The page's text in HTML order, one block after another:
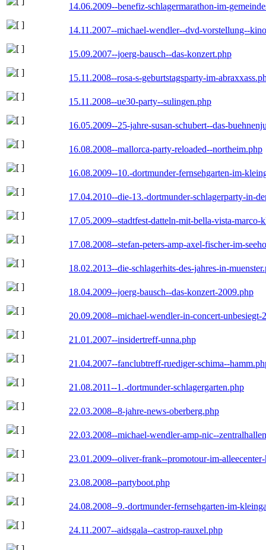
14.06.2009--benefiz-schlagermarathon-im-
14.11.2007--michael-wendler--dvd-vorstellung--
15.09.2007--joerg-bausch--das-konzert.php
15.11.2008--rosa-s-geburtstagsparty-im-
15.11.2008--ue30-party--sulingen.php
16.05.2009--25-jahre-susan-schubert--das-
16.08.2008--mallorca-party-reloaded--northeim.php
16.08.2009--10.-dortmunder-fernsehgarten-im-
17.04.2010--die-13.-dortmunder-schlagerparty-in-
17.05.2009--stadtfest-datteln-mit-bella-vista-marco-
17.08.2008--stefan-peters-amp-axel-fischer-im-
18.02.2013--die-schlagerhits-des-jahres-in-
18.04.2009--joerg-bausch--das-konzert-2009.php
20.09.2008--michael-wendler-in-concert-unbesiegt-
21.01.2007--insidertreff-unna.php
21.04.2007--fanclubtreff-ruediger-schima--
21.08.2011--1.-dortmunder-schlagergarten.php
22.03.2008--8-jahre-news-oberberg.php
22.03.2008--michael-wendler-amp-nic--
23.01.2009--oliver-frank--promotour-im-
23.08.2008--partyboot.php
24.08.2008--9.-dortmunder-fernsehgarten-im-
24.11.2007--aidsgala--castrop-rauxel.php